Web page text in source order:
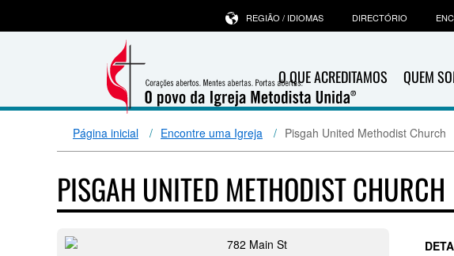
O QUE ACREDITAMOS QUEM
REGIÃO / IDIOMAS DIRECTÓRIO
Página inicial Encontre uma Igreja Pisgah United Methodist Church
PISGAH UNITED METHODIST CHURCH
782 Main St